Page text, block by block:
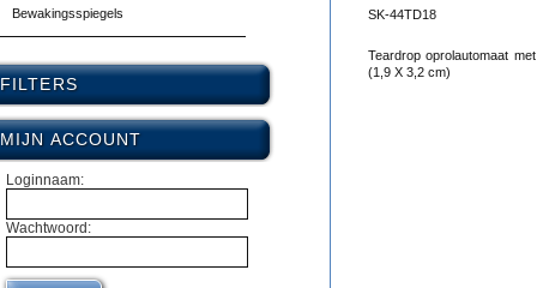
Bewakingsspiegels
FILTERS
MIJN ACCOUNT
Loginnaam:
Wachtwoord:
SK-44TD18
Teardrop oprolautomaat
(1,9 X 3,2 cm)